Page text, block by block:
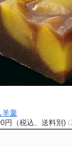
羊羹
円（税込、送料別)